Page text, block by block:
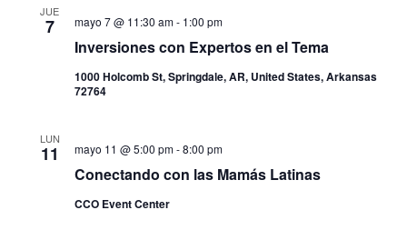
JUE
7
Inversiones con Expertos en el Tema
mayo 7 @ 11:30 am- 1:00 pm
1000 Holcomb St, Springdale, AR, United States, Arkansas
72764
LUN
11
Conectando con las Mamás Latinas
mayo 11 @ 5:00 pm-8:00 pm
CCO Event Center